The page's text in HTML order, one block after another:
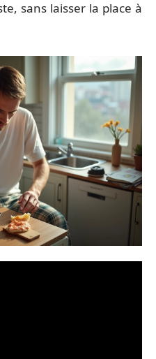
sans laisser la place à